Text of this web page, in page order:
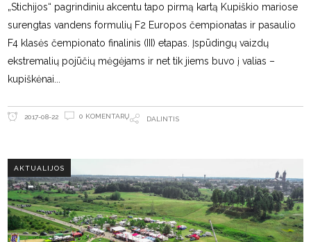
„Stichijos“ pagrindiniu akcentu tapo pirmą kartą Kupiškio mariose
surengtas vandens formulių F2 Europos čempionatas ir pasaulio
F4 klasės čempionato finalinis (III) etapas. Įspūdingų vaizdų
ekstremalių pojūčių mėgėjams ir net tik jiems buvo į valias –
kupiškėnai
2017-08-22 0 KOMENTARŲ DALINTIS
AKTUALIJOS